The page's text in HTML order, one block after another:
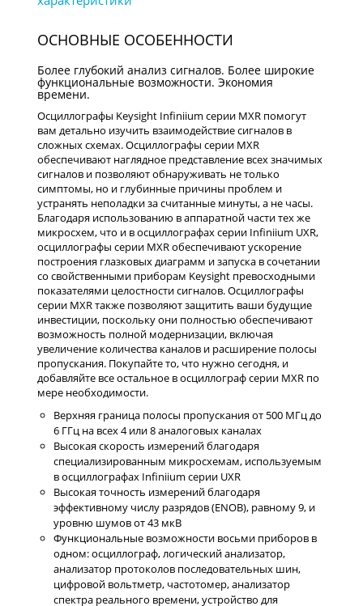
ОСНОВНЫЕ ОСОБЕННОСТИ
Более глубокий анализ сигналов. Более широкие
функциональные возможности. Экономия
времени.
Осциллографы Keysight Infiniium серии MXR помогут
вам детально изучить взаимодействие сигналов в
сложных схемах. Осциллографы серии MXR
обеспечивают наглядное представление всех значимых
сигналов и позволяют обнаруживать не только
симптомы, но и глубинные причины проблем и
устранять неполадки за считанные минуты, а не часы.
Благодаря использованию в аппаратной части тех же
микросхем, что и в осциллографах серии Infiniium UXR,
осциллографы серии MXR обеспечивают ускорение
построения глазковых диаграмм и запуска в сочетании
со свойственными приборам Keysight превосходными
показателями целостности сигналов. Осциллографы
серии MXR также позволяют защитить ваши будущие
инвестиции, поскольку они полностью обеспечивают
возможность полной модернизации, включая
увеличение количества каналов и расширение полосы
пропускания. Покупайте то, что нужно сегодня, и
добавляйте все остальное в осциллограф серии MXR по
мере необходимости.
Верхняя граница полосы пропускания от 500 МГц до
6 ГГц на всех 4 или 8 аналоговых каналах
Высокая скорость измерений благодаря
специализированным микросхемам, используемым
в осциллографах Infiniium серии UXR
Высокая точность измерений благодаря
эффективному числу разрядов (ENOB), равному 9, и
уровню шумов от 43 мкВ
Функциональные возможности восьми приборов в
одном: осциллограф, логический анализатор,
анализатор протоколов последовательных шин,
цифровой вольтметр, частотомер, анализатор
спектра реального времени, устройство для